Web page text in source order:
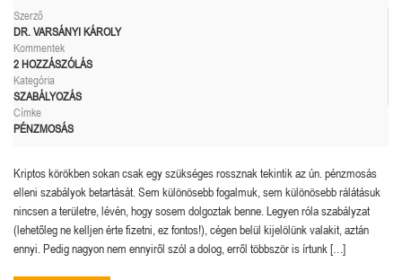
Szerző
DR. VARSÁNYI KÁROLY
Kommentek
2 HOZZÁSZÓLÁS
Kategória
SZABÁLYOZÁS
Címke
PÉNZMOSÁS
Kriptos körökben sokan csak egy szükséges rossznak tekintik az ún. pénzmosás
elleni szabályok betartását. Sem különösebb fogalmuk, sem különösebb rálátásuk
nincsen a területre, lévén, hogy sosem dolgoztak benne. Legyen róla szabályzat
(lehetőleg ne kelljen érte fizetni, ez fontos!), cégen belül kijelölünk valakit, aztán
ennyi. Pedig nagyon nem ennyiről szól a dolog, erről többször is írtunk […]